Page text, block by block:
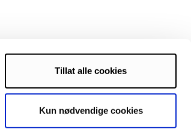
Tillat alle cookies
Kun nødvendige cookies